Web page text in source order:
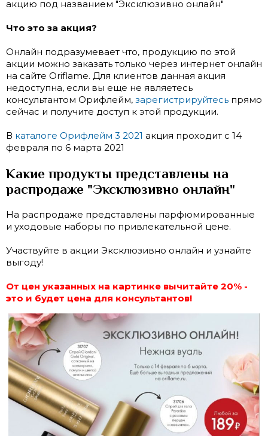
акцию под названием "Эксклюзивно онлайн"
Что это за акция?
Онлайн подразумевает что, продукцию по этой
акции можно заказать только через интернет онлайн
на сайте Oriflame. Для клиентов данная акция
недоступна, если вы еще не являетесь
консультантом Орифлейм, зарегистрируйтесь прямо
сейчас и получите доступ к этой продукции.
В каталоге Орифлейм 3 2021 акция проходит с 14
февраля по 6 марта 2021
Какие продукты представлены на
распродаже "Эксклюзивно онлайн"
На распродаже представлены парфюмированные
и уходовые наборы по привлекательной цене.
Участвуйте в акции Эксклюзивно онлайн и узнайте
выгоду!
От цен указанных на картинке вычитайте 20% -
это и будет цена для консультантов!